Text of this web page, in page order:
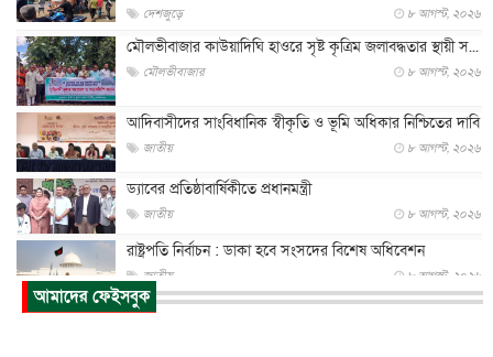
দেশজুড়ে ৮ আগস্ট, ২০২৬
মৌলভীবাজার কাউয়াদিঘি হাওরে সৃষ্ট কৃত্রিম জলাবদ্ধতার স্থায়ী স...
মৌলভীবাজার ৮ আগস্ট, ২০২৬
আদিবাসীদের সাংবিধানিক স্বীকৃতি ও ভূমি অধিকার নিশ্চিতের দাবি
জাতীয় ৮ আগস্ট, ২০২৬
ড্যাবের প্রতিষ্ঠাবার্ষিকীতে প্রধানমন্ত্রী
জাতীয় ৮ আগস্ট, ২০২৬
রাষ্ট্রপতি নির্বাচন : ডাকা হবে সংসদের বিশেষ অধিবেশন
জাতীয় ৮ আগস্ট, ২০২৬
প্রধানমন্ত্রীর সঙ্গে সাক্ষাতে খুদে শিল্পী অনুশ্রী রায়ের স্বপ...
আমাদের ফেইসবুক